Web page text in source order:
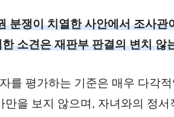
분쟁이 치열한 사안에서 조사관
소견은 재판부 판결의 변치 않
를 평가하는 기준은 매우 다각
만을 보지 않으며, 자녀와의 정